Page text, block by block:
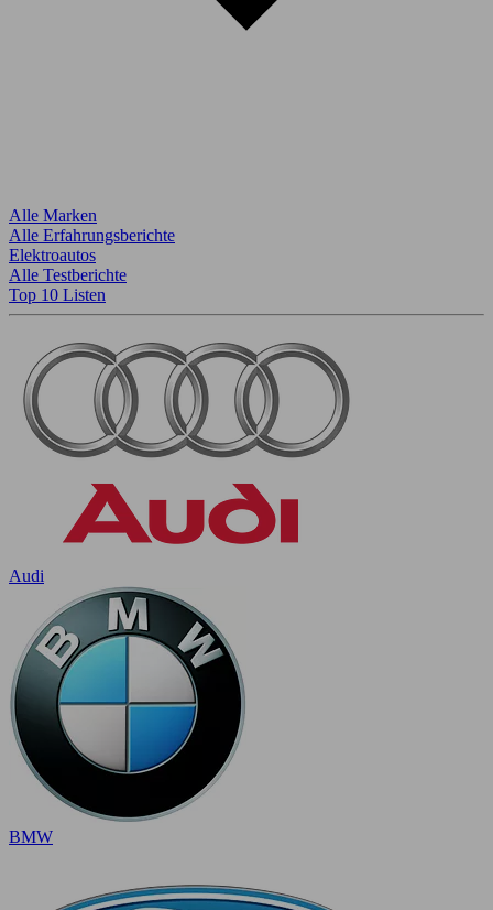
Alle Marken
Alle Erfahrungsberichte
Elektroautos
Alle Testberichte
Top 10 Listen
Audi
BMW